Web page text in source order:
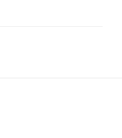
навыки